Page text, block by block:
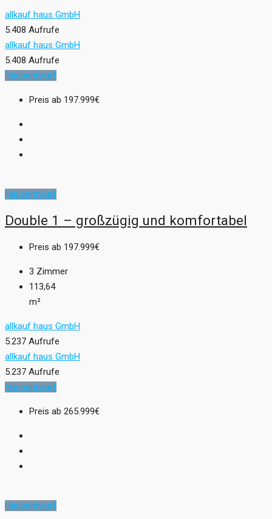
allkauf haus GmbH
5.408 Aufrufe
allkauf haus GmbH
5.408 Aufrufe
Hausentwurf
Preis ab 197.999€
Hausentwurf
Double 1 – großzügig und komfortabel
Preis ab 197.999€
3 Zimmer
113,64
m²
allkauf haus GmbH
5.237 Aufrufe
allkauf haus GmbH
5.237 Aufrufe
Hausentwurf
Preis ab 265.999€
Hausentwurf